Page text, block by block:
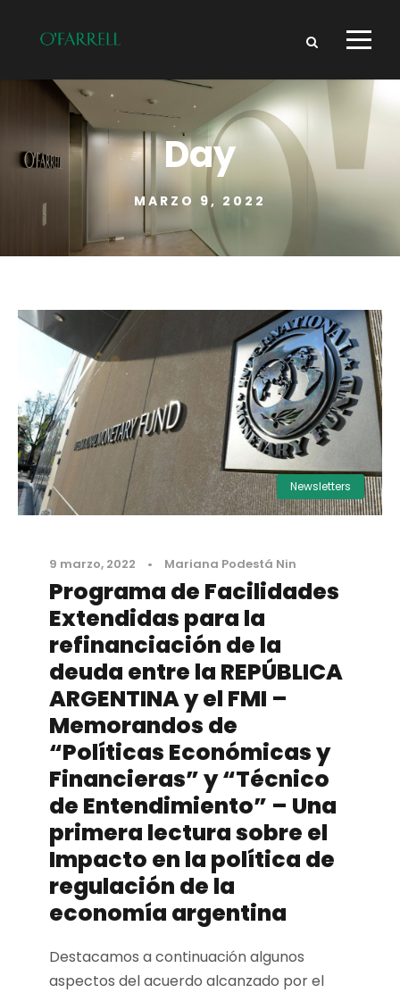
Day
MARZO 9, 2022
Newsletters
9 marzo, 2022 • Mariana Podestá Nin
Programa de Facilidades
Extendidas para la
refinanciación de la
deuda entre la REPÚBLICA
ARGENTINA y el FMI –
Memorandos de
“Políticas Económicas y
Financieras” y “Técnico
de Entendimiento” – Una
primera lectura sobre el
Impacto en la política de
regulación de la
economía argentina
Destacamos a continuación algunos
aspectos del acuerdo alcanzado por el